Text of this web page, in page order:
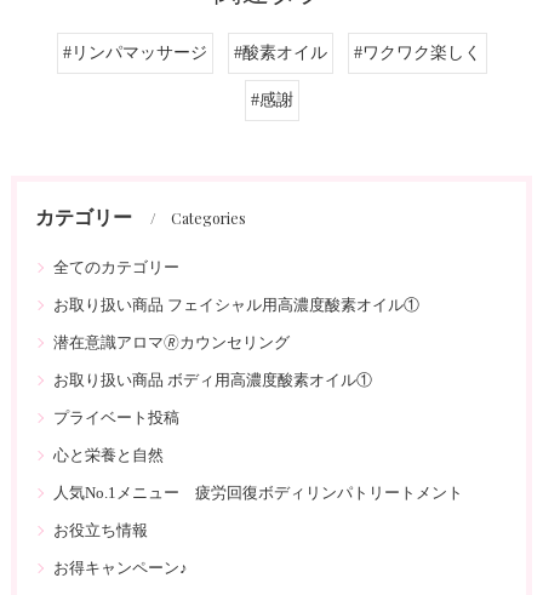
#リンパマッサージ #酸素オイル #ワクワク楽しく
#感謝
カテゴリー Categories
全てのカテゴリー
お取り扱い商品 フェイシャル用高濃度酸素オイル①
潜在意識アロマ🄬カウンセリング
お取り扱い商品 ボディ用高濃度酸素オイル①
プライベート投稿
心と栄養と自然
人気No.1メニュー 疲労回復ボディリンパトリートメント
お役立ち情報
お得キャンペーン♪